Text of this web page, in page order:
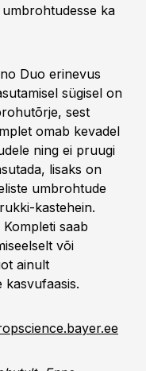
ka
Duo erinevus
sügisel on
sest
omab kevadel
ning ei pruugi
lisaks on
umbrohtude
kastehein.
saab
või
ainult
kasvufaasis.